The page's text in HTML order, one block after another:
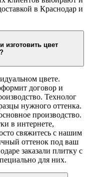
в Краснодар и
цвет
цвете.
договор и
Технолог
нужного оттенка.
производство.
в интернете,
свяжитесь с нашим
оттенок под ваш
заказали плитку с
для них.